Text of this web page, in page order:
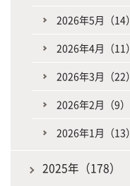
2026年5月（14）
2026年4月（11）
2026年3月（22）
2026年2月（9）
2026年1月（13）
2025年（178）